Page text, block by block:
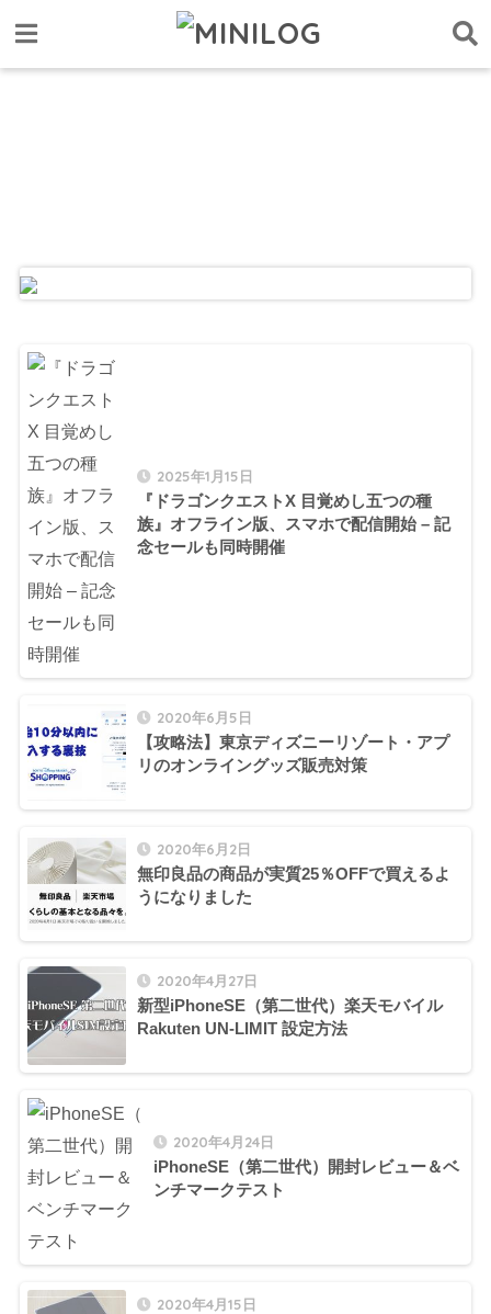
2025年1月15日
『ドラゴンクエストX 目覚めし五つの種
族』オフライン版、スマホで配信開始 – 記
念セールも同時開催
2020年6月5日
【攻略法】東京ディズニーリゾート・アプ
リのオンライングッズ販売対策
2020年6月2日
無印良品の商品が実質25％OFFで買えるよ
うになりました
2020年4月27日
新型iPhoneSE（第二世代）楽天モバイル
Rakuten UN-LIMIT 設定方法
2020年4月24日
iPhoneSE（第二世代）開封レビュー＆ベ
ンチマークテスト
2020年4月15日